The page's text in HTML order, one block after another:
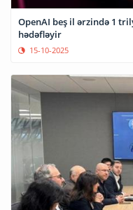
OpenAI beş il ərzində 1
hədəfləyir
15-10-2025